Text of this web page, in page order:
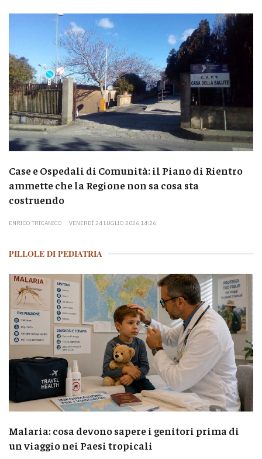
Case e Ospedali di Comunità: il Piano di Rientro
ammette che la Regione non sa cosa sta
costruendo
ENRICO TRICANICO VENERDÌ 24 LUGLIO 2026 14:26
PILLOLE DI PEDIATRIA
Malaria: cosa devono sapere i genitori prima di
un viaggio nei Paesi tropicali